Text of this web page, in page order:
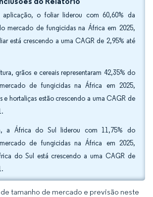
aplicação, o foliar liderou com 60,60% da
mercado de fungicidas na África em 2025,
está crescendo a uma CAGR de 2,95% até
grãos e cereais representaram 42,35% do
de fungicidas na África em 2025,
e hortaliças estão crescendo a uma CAGR de
a África do Sul liderou com 11,75% do
de fungicidas na África em 2025,
do Sul está crescendo a uma CAGR de
tamanho de mercado e previsão neste